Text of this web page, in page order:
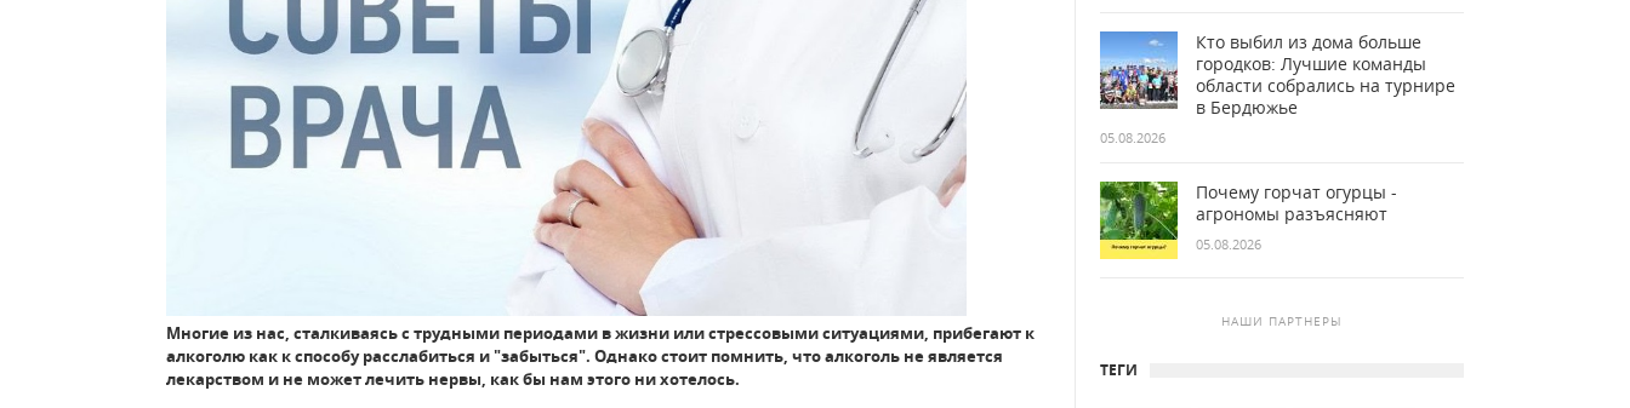
Многие из нас, сталкиваясь с трудными периодами в жизни или стрессовыми ситуациями, прибегают к
алкоголю как к способу расслабиться и "забыться". Однако стоит помнить, что алкоголь не является
лекарством и не может лечить нервы, как бы нам этого ни хотелось.
Кто выбил из дома больше
городков: Лучшие команды
области собрались на турнире
в Бердюжье
05.08.2026
Почему горчат огурцы -
агрономы разъясняют
05.08.2026
НАШИ ПАРТНЕРЫ
ТЕГИ